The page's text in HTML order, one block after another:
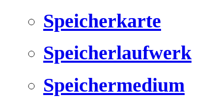
Speicherkarte
Speicherlaufwerk
Speichermedium